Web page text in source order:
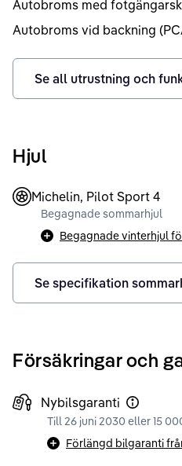
Autobroms med
Autobroms vid backning
Se all utrustning och
Hjul
Michelin, Pilot Sport 4
Begagnade sommarhjul
Begagnade vinterhjul
Se specifikation
Försäkringar och
Nybilsgaranti
Till 26 juni 2030 eller 15
Förlängd bilgaranti